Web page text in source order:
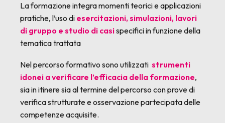
La formazione integra momenti teorici e applicazioni
pratiche, l’uso di esercitazioni, simulazioni, lavori
di gruppo e studio di casispecifici in funzione della
tematica trattata
Nel percorso formativo sono utilizzati strumenti
idonei a verificare l’efficacia della formazione,
sia in itinere sia al termine del percorso con prove di
verifica strutturate e osservazione partecipata delle
competenze acquisite.